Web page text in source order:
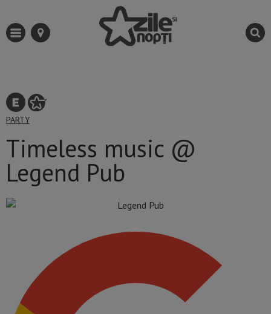
PARTY
Timeless music @
Legend Pub